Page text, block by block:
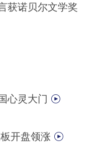
获诺贝尔文学奖
心灵大门
开盘领涨